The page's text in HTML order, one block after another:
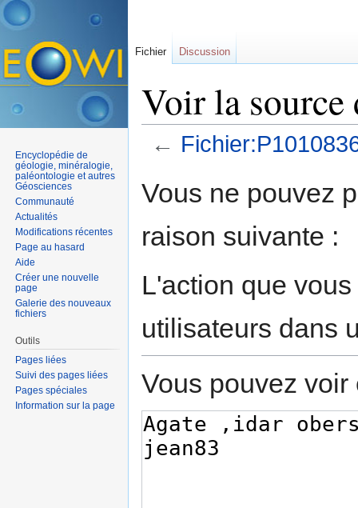
Voir la source
←
Vous ne pouvez
raison suivante :
L'action que
utilisateurs dans
Vous pouvez
Fichier Discussion
Encyclopédie de
géologie, minéralogie,
paléontologie et autres
Géosciences
Communauté
Actualités
Modifications récentes
Page au hasard
Aide
Créer une nouvelle
page
Galerie des nouveaux
fichiers
Outils
Pages liées
Suivi des pages liées
Pages spéciales
Information sur la page